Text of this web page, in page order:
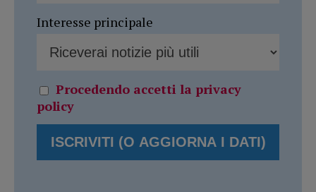
Interesse principale
Procedendo accetti la privacy
policy